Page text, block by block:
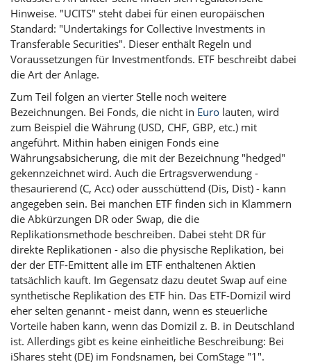
Hinweise. "UCITS" steht dabei für einen europäischen
Standard: "Undertakings for Collective Investments in
Transferable Securities". Dieser enthält Regeln und
Voraussetzungen für Investmentfonds. ETF beschreibt dabei
die Art der Anlage.
Zum Teil folgen an vierter Stelle noch weitere
Bezeichnungen. Bei Fonds, die nicht in Euro lauten, wird
zum Beispiel die Währung (USD, CHF, GBP, etc.) mit
angeführt. Mithin haben einigen Fonds eine
Währungsabsicherung, die mit der Bezeichnung "hedged"
gekennzeichnet wird. Auch die Ertragsverwendung -
thesaurierend (C, Acc) oder ausschüttend (Dis, Dist) - kann
angegeben sein. Bei manchen ETF finden sich in Klammern
die Abkürzungen DR oder Swap, die die
Replikationsmethode beschreiben. Dabei steht DR für
direkte Replikationen - also die physische Replikation, bei
der der ETF-Emittent alle im ETF enthaltenen Aktien
tatsächlich kauft. Im Gegensatz dazu deutet Swap auf eine
synthetische Replikation des ETF hin. Das ETF-Domizil wird
eher selten genannt - meist dann, wenn es steuerliche
Vorteile haben kann, wenn das Domizil z. B. in Deutschland
ist. Allerdings gibt es keine einheitliche Beschreibung: Bei
iShares steht (DE) im Fondsnamen, bei ComStage "1".